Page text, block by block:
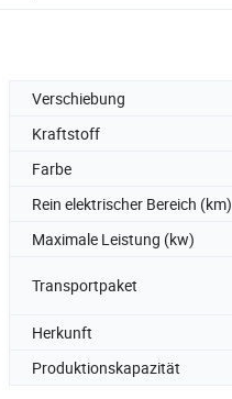
Verschiebung
Kraftstoff
Farbe
Rein elektrischer Bereich (km)
Maximale Leistung (kw)
Transportpaket
Herkunft
Produktionskapazität